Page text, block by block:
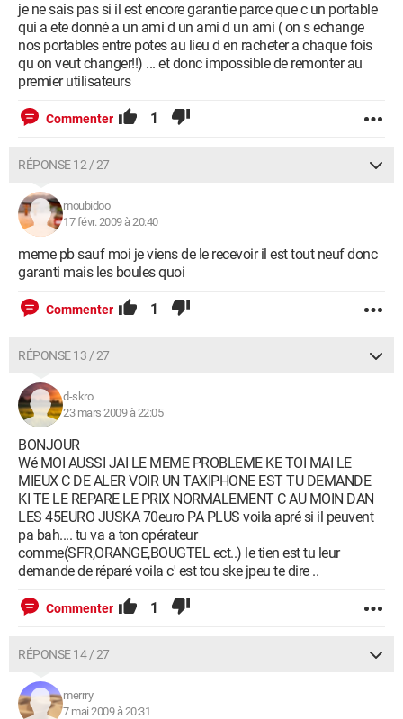
je ne sais pas si il est encore garantie parce que c un portable
qui a ete donné a un ami d un ami d un ami ( on s echange
nos portables entre potes au lieu d en racheter a chaque fois
qu on veut changer!!) ... et donc impossible de remonter au
premier utilisateurs
Commenter 1
RÉPONSE 12 / 27
moubidoo
17 févr. 2009 à 20:40
meme pb sauf moi je viens de le recevoir il est tout neuf donc
garanti mais les boules quoi
Commenter 1
RÉPONSE 13 / 27
d-skro
23 mars 2009 à 22:05
BONJOUR
Wé MOI AUSSI JAI LE MEME PROBLEME KE TOI MAI LE
MIEUX C DE ALER VOIR UN TAXIPHONE EST TU DEMANDE
KI TE LE REPARE LE PRIX NORMALEMENT C AU MOIN DAN
LES 45EURO JUSKA 70euro PA PLUS voila apré si il peuvent
pa bah.... tu va a ton opérateur
comme(SFR,ORANGE,BOUGTEL ect..) le tien est tu leur
demande de réparé voila c' est tou ske jpeu te dire ..
Commenter 1
RÉPONSE 14 / 27
merrry
7 mai 2009 à 20:31